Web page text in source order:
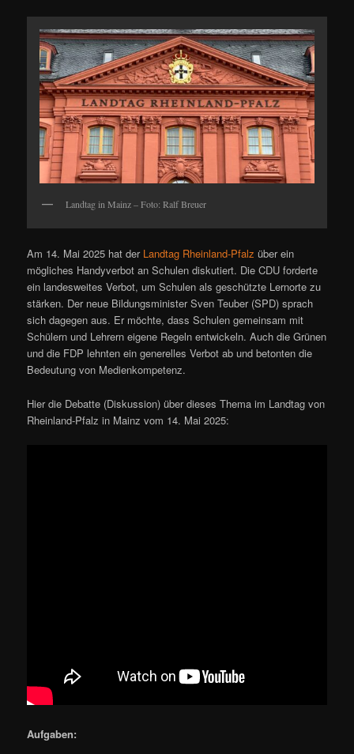
Landtag in Mainz – Foto: Ralf Breuer
Am 14. Mai 2025 hat der Landtag Rheinland-Pfalz über ein
mögliches Handyverbot an Schulen diskutiert. Die CDU forderte
ein landesweites Verbot, um Schulen als geschützte Lernorte zu
stärken. Der neue Bildungsminister Sven Teuber (SPD) sprach
sich dagegen aus. Er möchte, dass Schulen gemeinsam mit
Schülern und Lehrern eigene Regeln entwickeln. Auch die Grünen
und die FDP lehnten ein generelles Verbot ab und betonten die
Bedeutung von Medienkompetenz.
Hier die Debatte (Diskussion) über dieses Thema im Landtag von
Rheinland-Pfalz in Mainz vom 14. Mai 2025:
Aufgaben: